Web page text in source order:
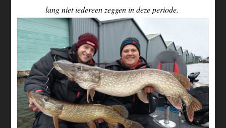
lang niet iedereen zeggen in deze periode.